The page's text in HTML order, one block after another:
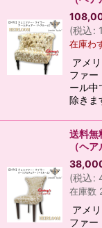
(税込:
在庫わ
アメ
ファー
ール中
除きま
送料無
（ヘ
(税込:
在庫数
アメ
ファー